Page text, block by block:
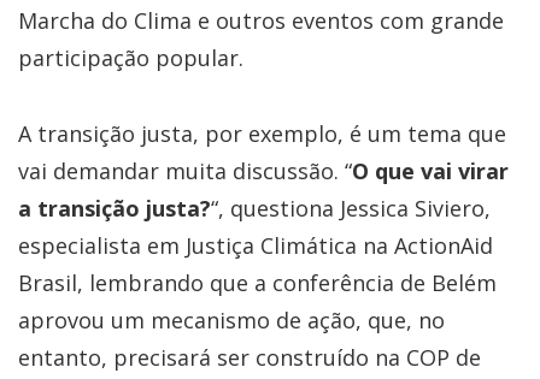
Marcha do Clima e outros eventos com grande
participação popular.
A transição justa, por exemplo, é um tema que
vai demandar muita discussão. “O que vai virar
a transição justa?“, questiona Jessica Siviero,
especialista em Justiça Climática na ActionAid
Brasil, lembrando que a conferência de Belém
aprovou um mecanismo de ação, que, no
entanto, precisará ser construído na COP de